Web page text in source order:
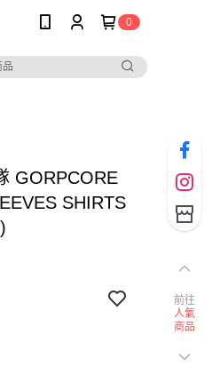
0
GORPCORE
SHIRTS
前往
人氣
商品